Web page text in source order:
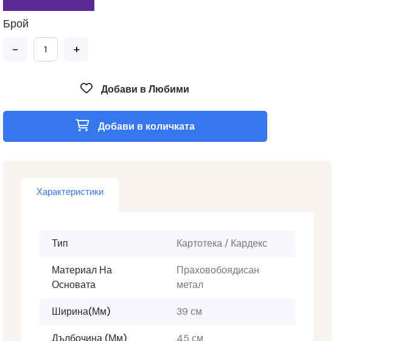
Брой
- +
Добави в Любими
Добави в количката
Характеристики
Тип Картотека / Кардекс
Материал На
Основата
Праховобоядисан
метал
Ширина(мм) 39 см
Дълбочина (мм) 45 см